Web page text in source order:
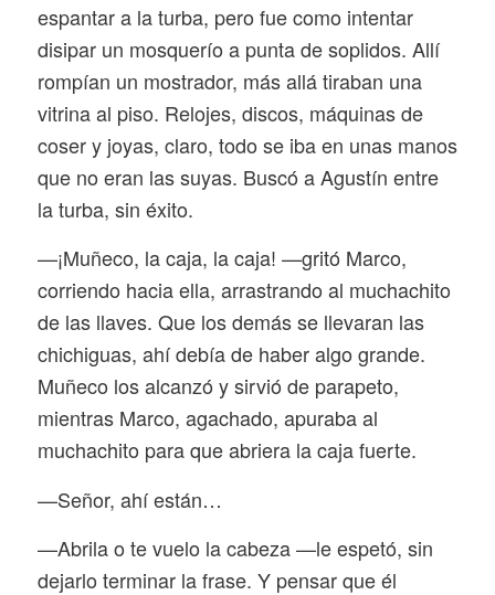
espantar a la turba, pero fue como intentar
disipar un mosquerío a punta de soplidos. Allí
rompían un mostrador, más allá tiraban una
vitrina al piso. Relojes, discos, máquinas de
coser y joyas, claro, todo se iba en unas manos
que no eran las suyas. Buscó a Agustín entre
la turba, sin éxito.
—¡Muñeco, la caja, la caja! —gritó Marco,
corriendo hacia ella, arrastrando al muchachito
de las llaves. Que los demás se llevaran las
chichiguas, ahí debía de haber algo grande.
Muñeco los alcanzó y sirvió de parapeto,
mientras Marco, agachado, apuraba al
muchachito para que abriera la caja fuerte.
—Señor, ahí están…
—Abrila o te vuelo la cabeza —le espetó, sin
dejarlo terminar la frase. Y pensar que él